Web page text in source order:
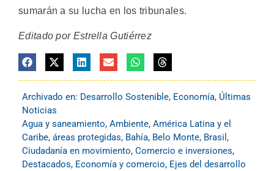
sumarán a su lucha en los tribunales.
Editado por Estrella Gutiérrez
Archivado en: Desarrollo Sostenible, Economía, Últimas
Noticias
Agua y saneamiento, Ambiente, América Latina y el
Caribe, áreas protegidas, Bahía, Belo Monte, Brasil ,
Ciudadanía en movimiento, Comercio e inversiones,
Destacados, Economía y comercio, Ejes del desarrollo